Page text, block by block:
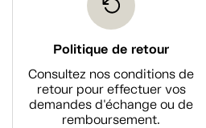
Politique de retour
Consultez nos conditions de
retour pour effectuer vos
demandes d'échange ou de
remboursement.